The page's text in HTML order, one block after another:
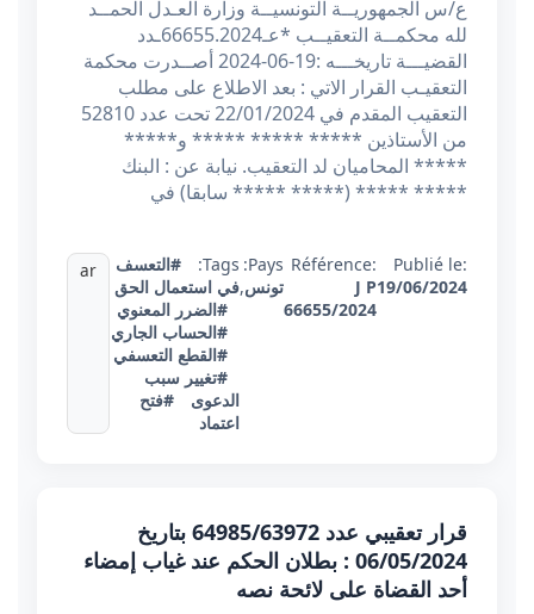
ع/س الجمهوريــة التونسيــة وزارة العـدل الحمــد
لله محكمــة التعقيــب *عـ66655.2024ـدد
القضيـــة تاريخـــه :19-06-2024 أصــدرت محكمة
التعقيـب القرار الاتي : بعد الاطلاع على مطلب
التعقيب المقدم في 22/01/2024 تحت عدد 52810
من الأستاذين ***** ***** ***** و*****
***** المحاميان لد التعقيب. نيابة عن : البنك
***** ***** (***** ***** سابقا) في
Publié le:
19/06/2024
Référence:
J P
66655/2024
Pays:
تونس,
Tags:
#التعسف
في استعمال الحق
#الضرر المعنوي
#الحساب الجاري
#القطع التعسفي
#تغيير سبب
الدعوى
#فتح
اعتماد
ar
قرار تعقيبي عدد 64985/63972 بتاريخ
06/05/2024 : بطلان الحكم عند غياب إمضاء
أحد القضاة على لائحة نصه